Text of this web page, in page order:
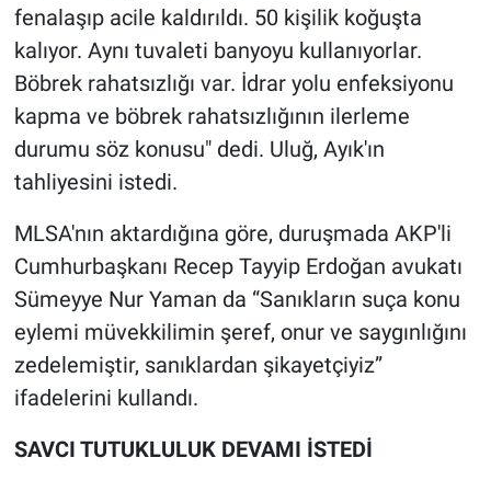
fenalaşıp acile kaldırıldı. 50 kişilik koğuşta
kalıyor. Aynı tuvaleti banyoyu kullanıyorlar.
Böbrek rahatsızlığı var. İdrar yolu enfeksiyonu
kapma ve böbrek rahatsızlığının ilerleme
durumu söz konusu" dedi. Uluğ, Ayık'ın
tahliyesini istedi.
MLSA'nın aktardığına göre, duruşmada AKP'li
Cumhurbaşkanı Recep Tayyip Erdoğan avukatı
Sümeyye Nur Yaman da “Sanıkların suça konu
eylemi müvekkilimin şeref, onur ve saygınlığını
zedelemiştir, sanıklardan şikayetçiyiz”
ifadelerini kullandı.
SAVCI TUTUKLULUK DEVAMI İSTEDİ